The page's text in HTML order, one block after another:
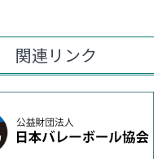
関連リンク